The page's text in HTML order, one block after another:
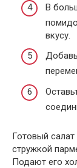
В
вкусу.
Готовый
стружкой
Подают его